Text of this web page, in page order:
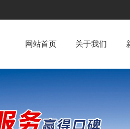
网站首页 关于我们